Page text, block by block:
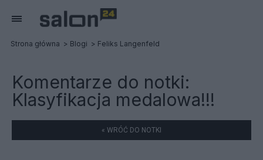
Strona główna Blogi Feliks Langenfeld
Komentarze do notki:
Klasyfikacja medalowa!!!
« WRÓĆ DO NOTKI